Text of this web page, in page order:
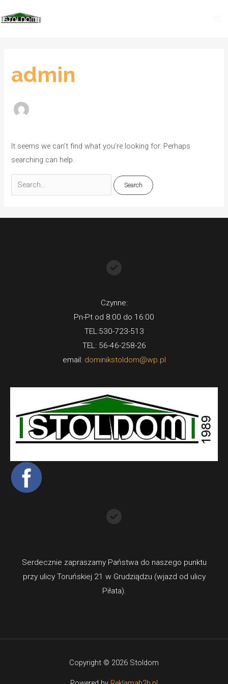
to
admin
It seems we can’t find what you’re looking for. Perhaps
searching can help.
for:
Czynne:
Pn-Pt od 8:00 do 16:00
TEL:530-723-513
TEL: 56-46-258-26
email: dominikstoldom@wp.pl
Serdecznie zapraszamy Państwa do naszego punktu
przy ulicy Toruńskiej 21 w Grudziądzu (wjazd od ulicy
Piłata).
Copyright © 2026 Stoldom